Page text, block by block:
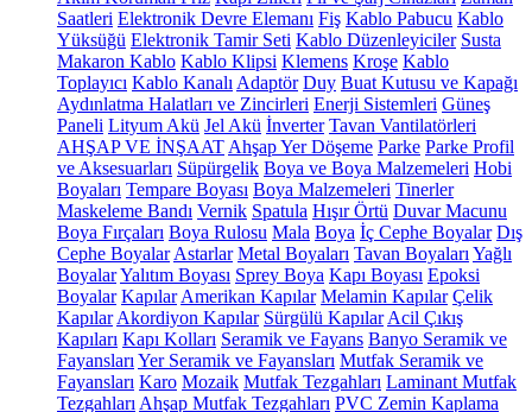
Saatleri Elektronik Devre Elemanı Fiş Kablo Pabucu Kablo
Yüksüğü Elektronik Tamir Seti Kablo Düzenleyiciler Susta
Makaron Kablo Kablo Klipsi Klemens Kroşe Kablo
Toplayıcı Kablo Kanalı Adaptör Duy Buat Kutusu ve Kapağı
Aydınlatma Halatları ve Zincirleri Enerji Sistemleri Güneş
Paneli Lityum Akü Jel Akü İnverter Tavan Vantilatörleri
AHŞAP VE İNŞAAT Ahşap Yer Döşeme Parke Parke Profil
ve Aksesuarları Süpürgelik Boya ve Boya Malzemeleri Hobi
Boyaları Tempare Boyası Boya Malzemeleri Tinerler
Maskeleme Bandı Vernik Spatula Hışır Örtü Duvar Macunu
Boya Fırçaları Boya Rulosu Mala Boya İç Cephe Boyalar Dış
Cephe Boyalar Astarlar Metal Boyaları Tavan Boyaları Yağlı
BoyalarYalıtım Boyası Sprey Boya Kapı Boyası Epoksi
Boyalar Kapılar Amerikan Kapılar Melamin Kapılar Çelik
Kapılar Akordiyon Kapılar Sürgülü Kapılar Acil Çıkış
Kapıları Kapı Kolları Seramik ve Fayans Banyo Seramik ve
Fayansları Yer Seramik ve Fayansları Mutfak Seramik ve
Fayansları Karo Mozaik Mutfak Tezgahları Laminant Mutfak
Tezgahları Ahşap Mutfak Tezgahları PVC Zemin Kaplama